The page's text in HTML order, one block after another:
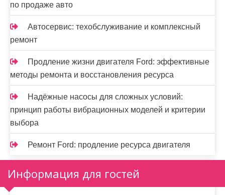
по продаже авто
Автосервис: техобслуживание и комплексный
ремонт
Продление жизни двигателя Ford: эффективные
методы ремонта и восстановления ресурса
Надёжные насосы для сложных условий:
принцип работы вибрационных моделей и критерии
выбора
Ремонт Ford: продление ресурса двигателя
Информация для гостей